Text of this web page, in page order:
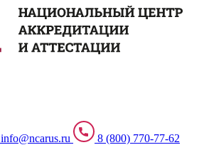
info@ncarus.ru 8 (800) 770-77-62